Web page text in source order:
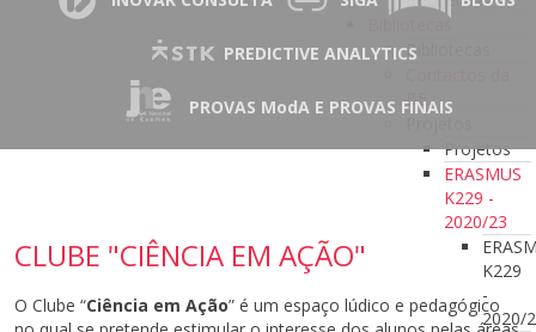
Bibliotecas
Bibliotecas
BE
Projetos
ERASMUS
K229 -
2020/23
K229
-
2020/
PREDICTIVE ANALYTICS
PROVAS ModA E PROVAS FINAIS
CLUBE "CIÊNCIA EM AÇÃO"
O Clube “Ciência em Ação” é um espaço lúdico e pedagógico